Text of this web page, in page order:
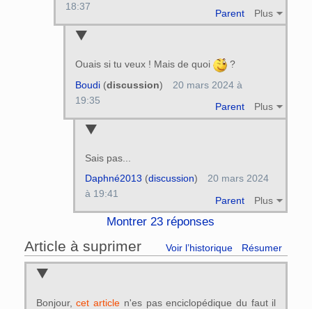
Parent Plus
18:37
Ouais si tu veux ! Mais de quoi ?
Parent Plus
Boudi(discussion)
20 mars 2024 à
19:35
Sais pas...
Parent Plus
Daphné2013 (discussion)
20 mars 2024
à 19:41
Montrer 23 réponses
Article à suprimer Voir l’historique Résumer
Bonjour,cet article n'es pas enciclopédique du faut il